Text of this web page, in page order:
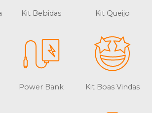
Kit Bebidas Kit Queijo
Power Bank Kit Boas Vindas